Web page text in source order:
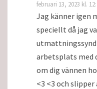
februari 13, 2023 kl.
Jag känner igen
speciellt då jag
arbetsplats med
om dig vännen
<3 <3 och